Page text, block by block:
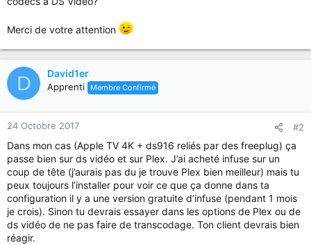
Merci de votre attention
D David1er
Apprenti Membre Confirmé
24 Octobre 2017 #2
Dans mon cas (Apple TV 4K + ds916 reliés par des freeplug) ça
passe bien sur ds vidéo et sur Plex. J’ai acheté infuse sur un
coup de tête (j’aurais pas du je trouve Plex bien meilleur) mais tu
peux toujours l’installer pour voir ce que ça donne dans ta
configuration il y a une version gratuite d’infuse (pendant 1 mois
je crois). Sinon tu devrais essayer dans les options de Plex ou de
ds vidéo de ne pas faire de transcodage. Ton client devrais bien
réagir.